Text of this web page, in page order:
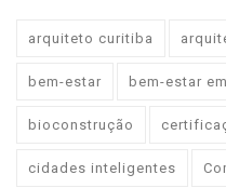
arquiteto curitiba
bem-estar bem-estar
bioconstrução
cidades inteligentes